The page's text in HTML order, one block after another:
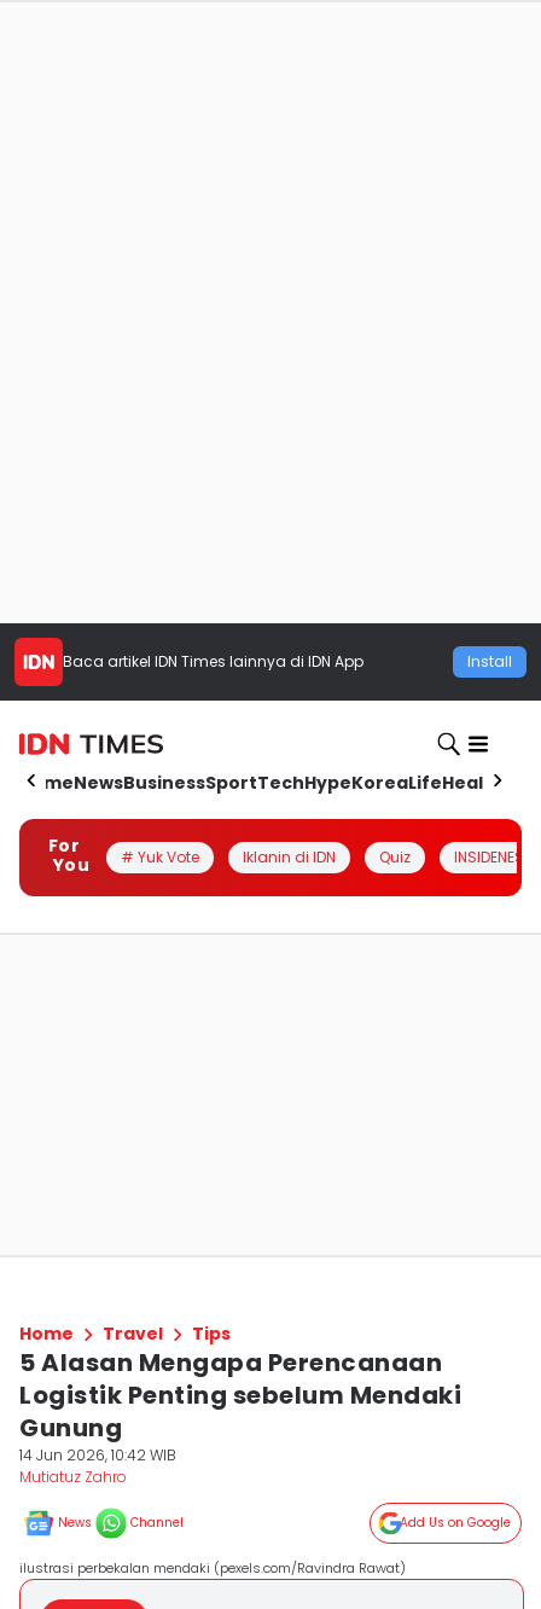
Baca artikel IDN Times lainnya di IDN App Install
HomeNewsBusinessSportTechHypeKoreaLifeHealth
For
You
# Yuk Vote Iklanin di IDN Quiz INSIDENESIA
Home Travel Tips
5 Alasan Mengapa Perencanaan
Logistik Penting sebelum Mendaki
Gunung
14 Jun 2026, 10:42 WIB
Mutiatuz Zahro
News Channel Add Us on Google
ilustrasi perbekalan mendaki (pexels.com/Ravindra Rawat)